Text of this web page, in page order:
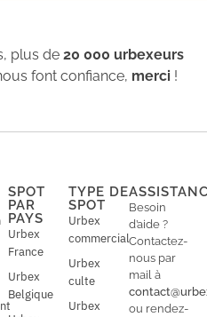
plus de20 000 urbexeurs
font confiance, merci !
SPOT
PAR
PAYS
Urbex
France
Urbex
Belgique
TYPE DE
SPOT
Urbex
commercial
Urbex
culte
Urbex
Besoin
d’aide ?
Contactez-
nous par
mail à
ou rendez-